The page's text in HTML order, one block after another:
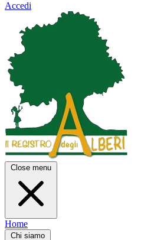
Accedi
Close menu
Home
Chi siamo